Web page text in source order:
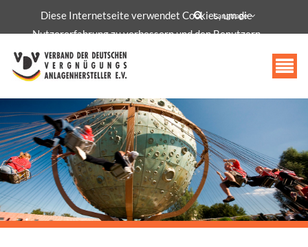
Language
info@vdv-freizeittechnologie.de
Diese Internetseite verwendet Cookies, um die
Nutzererfahrung zu verbessern und den Benutzern
bestimmte Dienste und Funktionen bereitzustellen.
Akzeptieren